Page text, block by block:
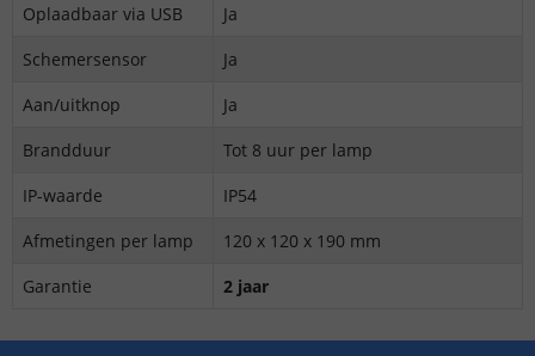
Oplaadbaar via USB
Ja
Schemersensor
Ja
Aan/uitknop
Ja
Brandduur
Tot 8 uur per lamp
IP-waarde
IP54
Afmetingen per lamp
120 x 120 x 190 mm
Garantie
2 jaar